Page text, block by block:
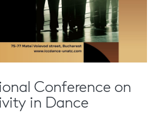
Conference on
in Dance